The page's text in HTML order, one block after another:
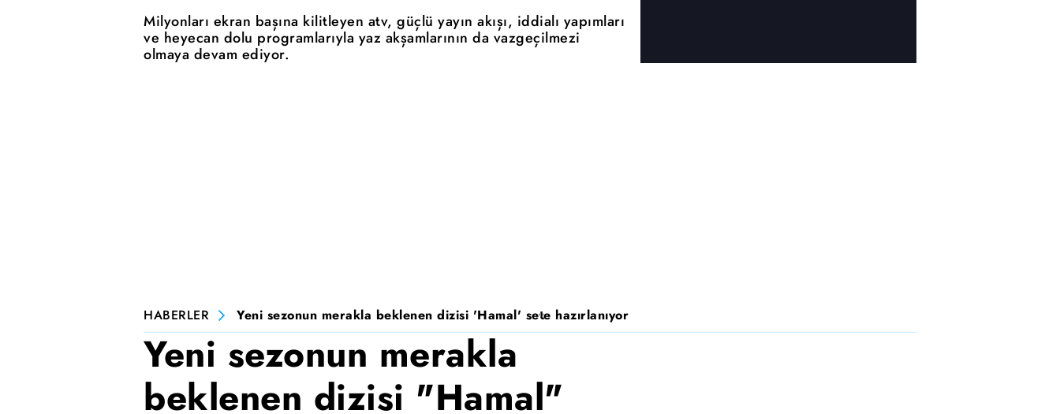
Milyonları ekran başına kilitleyen atv, güçlü yayın akışı, iddialı yapımları
ve heyecan dolu programlarıyla yaz akşamlarının da vazgeçilmezi
olmaya devam ediyor.
HABERLER Yeni sezonun merakla beklenen dizisi 'Hamal' sete hazırlanıyor
Yeni sezonun merakla
beklenen dizisi "Hamal"